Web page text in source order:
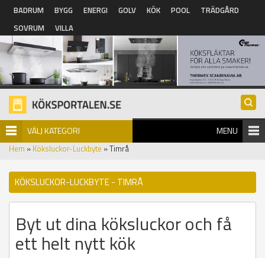
Hoppa till huvudinnehåll
BADRUM BYGG ENERGI GOLV KÖK POOL
TRÄDGÅRD
SOVRUM
VILLA
VÄLJ KATEGORI MENU
Hem » Köksluckor-Luckbyte » Timrå
KÖKSLUCKOR-LUCKBYTE - TIMRÅ
Byt ut dina köksluckor och få
ett helt nytt kök